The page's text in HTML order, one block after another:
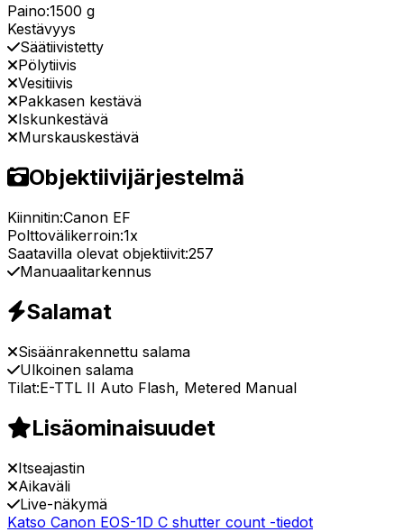
Paino:1500 g
Kestävyys
Säätiivistetty
Pölytiivis
Vesitiivis
Pakkasen kestävä
Iskunkestävä
Murskauskestävä
Objektiivijärjestelmä
Kiinnitin:Canon EF
Polttovälikerroin:1x
Saatavilla olevat objektiivit:257
Manuaalitarkennus
Salamat
Sisäänrakennettu salama
Ulkoinen salama
Tilat:E-TTL II Auto Flash, Metered Manual
Lisäominaisuudet
Itseajastin
Aikaväli
Live-näkymä
Katso Canon EOS-1D C shutter count -tiedot